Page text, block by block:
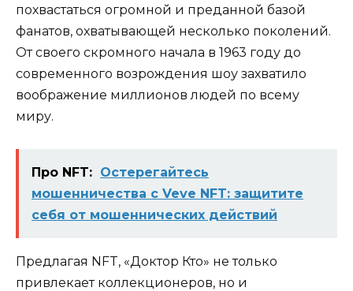
похвастаться огромной и преданной базой
фанатов, охватывающей несколько поколений.
От своего скромного начала в 1963 году до
современного возрождения шоу захватило
воображение миллионов людей по всему
миру.
Про NFT: Остерегайтесь
мошенничества с Veve NFT: защитите
себя от мошеннических действий
Предлагая NFT, «Доктор Кто» не только
привлекает коллекционеров, но и